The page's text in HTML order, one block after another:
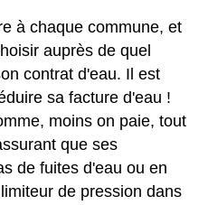
à chaque commune, et
auprès de quel
contrat d'eau. Il est
sa facture d'eau !
moins on paie, tout
que ses
de fuites d'eau ou en
de pression dans